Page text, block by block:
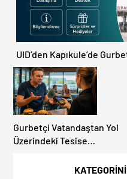
UID’den Kapıkule’de
Gurbetçi Vatandaştan Yol
Üzerindeki Tesise
“Hesabınızı Mutlaka Kontrol